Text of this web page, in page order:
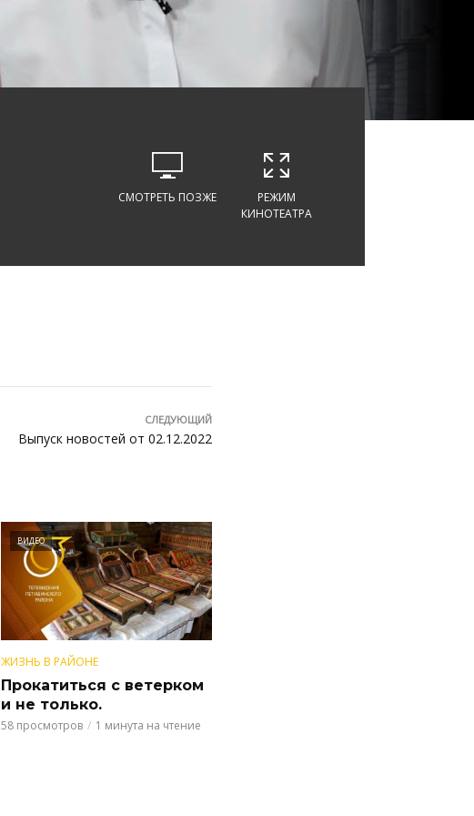
СМОТРЕТЬ ПОЗЖЕ
РЕЖИМ
КИНОТЕАТРА
СЛЕДУЮЩИЙ
Выпуск новостей от 02.12.2022
ВИДЕО
ЖИЗНЬ В РАЙОНЕ
Прокатиться с ветерком
и не только.
58 просмотров 1 минута на чтение